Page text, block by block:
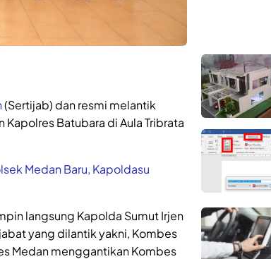
(Sertijab) dan resmi melantik
Batubara di Aula Tribrata
Medan Baru, Kapoldasu
langsung Kapolda Sumut Irjen
yang dilantik yakni, Kombes
Medan menggantikan Kombes